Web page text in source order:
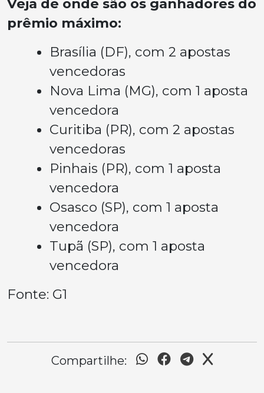
Veja de onde são os ganhadores do
prêmio máximo:
Brasília (DF), com 2 apostas
vencedoras
Nova Lima (MG), com 1 aposta
vencedora
Curitiba (PR), com 2 apostas
vencedoras
Pinhais (PR), com 1 aposta
vencedora
Osasco (SP), com 1 aposta
vencedora
Tupã (SP), com 1 aposta
vencedora
Fonte: G1
Compartilhe: